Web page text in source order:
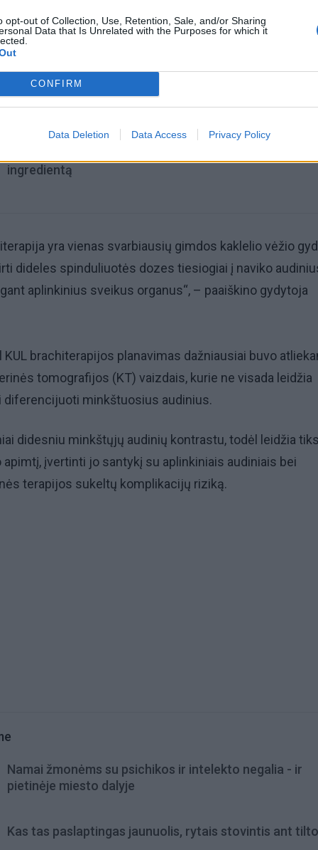
opt-out of Collection, Use, Retention, Sale, and/or Sharing
Data that Is Unrelated with the Purposes for which it
CONFIRM
Data Deletion Data Access Privacy Policy
Aiškiaregės pranašystė: numatė katastrofišką karo
pabaigą Ukrainoje
ingredientą
yra vienas svarbiausių gimdos kaklelio vėžio
dideles spinduliuotės dozes tiesiogiai į naviko
aplinkinius sveikus organus“, – paaiškino gydytoja
brachiterapijos planavimas dažniausiai buvo
tomografijos (KT) vaizdais, kurie ne visada leidžia
diferencijuoti minkštuosius audinius.
didesniu minkštųjų audinių kontrastu, todėl leidžia
įvertinti jo santykį su aplinkiniais audiniais bei
terapijos sukeltų komplikacijų riziką.
Namai žmonėms su psichikos ir intelekto negalia - ir
pietinėje miesto dalyje
Kas tas paslaptingas jaunuolis, rytais stovintis ant